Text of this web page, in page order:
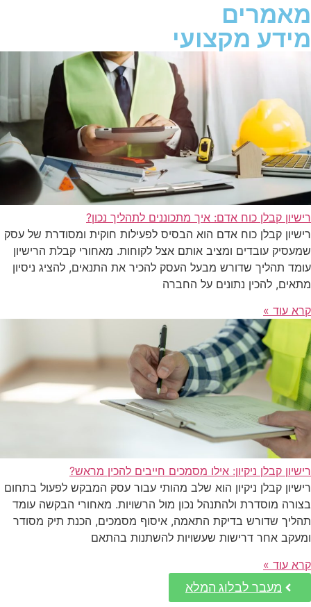
מאמרים
מידע מקצועי
רישיון קבלן כוח אדם: איך מתכוננים לתהליך נכון?
רישיון קבלן כוח אדם הוא הבסיס לפעילות חוקית ומסודרת של עסק
שמעסיק עובדים ומציב אותם אצל לקוחות. מאחורי קבלת הרישיון
עומד תהליך שדורש מבעל העסק להכיר את התנאים, להציג ניסיון
מתאים, להכין נתונים על החברה
קרא עוד »
רישיון קבלן ניקיון: אילו מסמכים חייבים להכין מראש?
רישיון קבלן ניקיון הוא שלב מהותי עבור עסק המבקש לפעול בתחום
בצורה מוסדרת ולהתנהל נכון מול הרשויות. מאחורי הבקשה עומד
תהליך שדורש בדיקת התאמה, איסוף מסמכים, הכנת תיק מסודר
ומעקב אחר דרישות שעשויות להשתנות בהתאם
קרא עוד »
מעבר לבלוג המלא